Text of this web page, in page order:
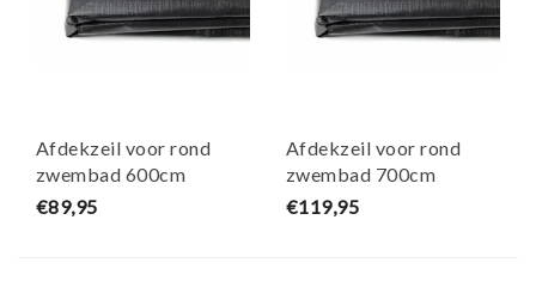
Afdekzeil voor rond
zwembad 600cm
(zeilmaat 660)
€89,95
Afdekzeil voor rond
zwembad 700cm
(zeilmaat 760)
€119,95